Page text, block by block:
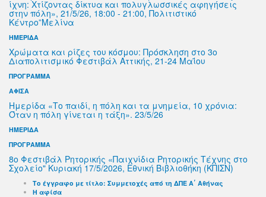
ίχνη: Χτίζοντας δίκτυα και πολυγλωσσικές αφηγήσεις
στην πόλη», 21/5/26, 18:00 - 21:00, Πολιτιστικό
Κέντρο”Μελίνα
ΗΜΕΡΙΔΑ
Χρώματα και ρίζες του κόσμου: Πρόσκληση στο 3ο
Διαπολιτισμικό Φεστιβάλ Αττικής, 21-24 Μαΐου
ΠΡΟΓΡΑΜΜΑ
ΑΦΙΣΑ
Ημερίδα «Το παιδί, η πόλη και τα μνημεία, 10 χρόνια:
Όταν η πόλη γίνεται η τάξη». 23/5/26
ΗΜΕΡΙΔΑ
ΠΡΟΓΡΑΜΜΑ
8ο Φεστιβάλ Ρητορικής «Παιχνίδια Ρητορικής Τέχνης στο
Σχολείο" Κυριακή 17/5/2026, Εθνική Βιβλιοθήκη (ΚΠΙΣΝ)
Το έγγραφο με τίτλο: Συμμετοχές από τη ΔΠΕ Α΄ Αθήνας
Η αφίσα